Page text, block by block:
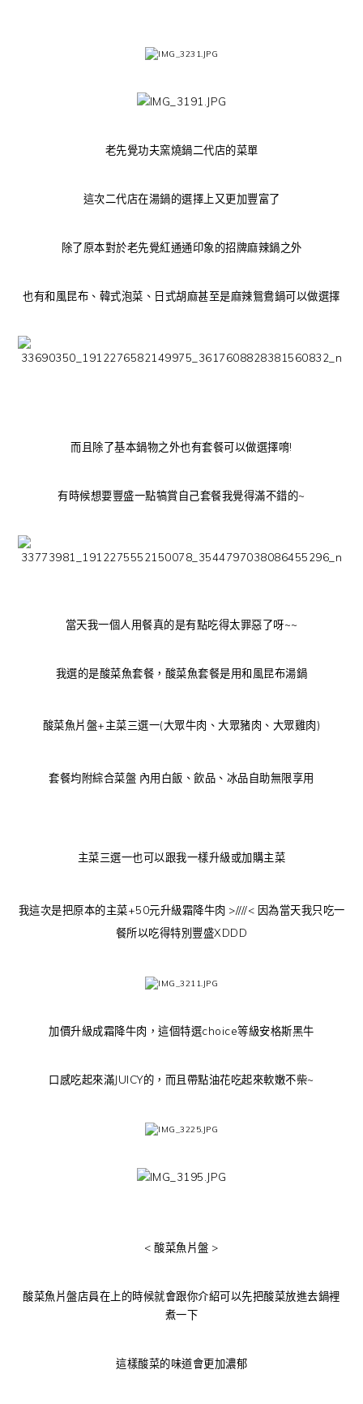
老先覺功夫窯燒鍋二代店的菜單
這次二代店在湯鍋的選擇上又更加豐富了
除了原本對於老先覺紅通通印象的招牌麻辣鍋之外
也有和風昆布、韓式泡菜、日式胡麻甚至是麻辣鴛鴦鍋可以做選擇
而且除了基本鍋物之外也有套餐可以做選擇唷!
有時候想要豐盛一點犒賞自己套餐我覺得滿不錯的~
當天我一個人用餐真的是有點吃得太罪惡了呀~~
我選的是酸菜魚套餐，酸菜魚套餐是用和風昆布湯鍋
酸菜魚片盤+主菜三選一(大眾牛肉、大眾豬肉、大眾雞肉)
套餐均附綜合菜盤 內用白飯、飲品、冰品自助無限享用
主菜三選一也可以跟我一樣升級或加購主菜
我這次是把原本的主菜+50元升級霜降牛肉 >////< 因為當天我只吃一
餐所以吃得特別豐盛XDDD
加價升級成霜降牛肉，這個特選choice等級安格斯黑牛
口感吃起來滿JUICY的，而且帶點油花吃起來軟嫩不柴~
< 酸菜魚片盤 >
酸菜魚片盤店員在上的時候就會跟你介紹可以先把酸菜放進去鍋裡
煮一下
這樣酸菜的味道會更加濃郁